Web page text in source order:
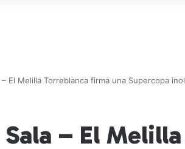
El Melilla Torreblanca firma una Supercopa
– El